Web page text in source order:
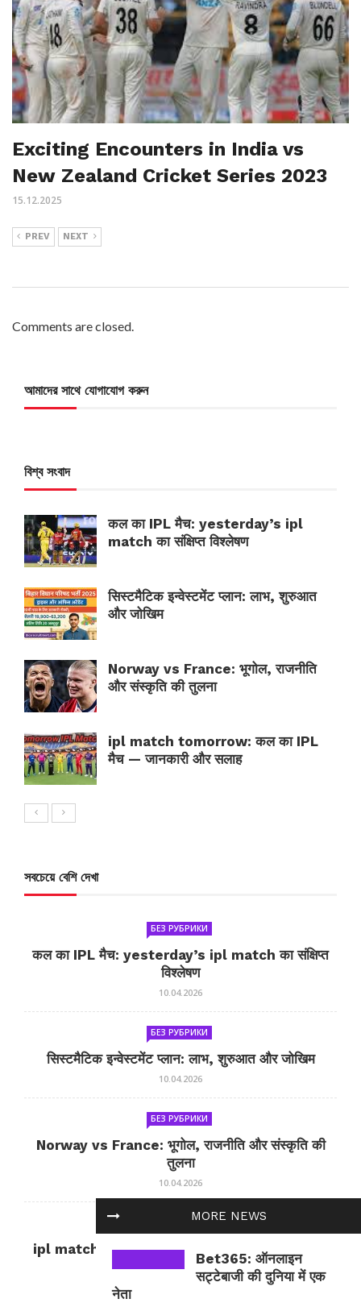
Exciting Encounters in India vs
New Zealand Cricket Series 2023
15.12.2025
PREV NEXT
Comments are closed.
MORE NEWS
Bet365: ऑनलाइन
सट्टेबाजी की दुनिया में एक
नेता
আমাদের সাথে যোগাযোগ করুন
বিশ্ব সংবাদ
कल का IPL मैच: yesterday’s ipl
match का संक्षिप्त विश्लेषण
सिस्टमैटिक इन्वेस्टमेंट प्लान: लाभ, शुरुआत
और जोखिम
Norway vs France: भूगोल, राजनीति
और संस्कृति की तुलना
ipl match tomorrow: कल का IPL
मैच — जानकारी और सलाह
সবচেয়ে বেশি দেখা
БЕЗ РУБРИКИ
कल का IPL मैच: yesterday’s ipl match का संक्षिप्त
विश्लेषण
10.04.2026
БЕЗ РУБРИКИ
सिस्टमैटिक इन्वेस्टमेंट प्लान: लाभ, शुरुआत और जोखिम
10.04.2026
БЕЗ РУБРИКИ
Norway vs France: भूगोल, राजनीति और संस्कृति की
तुलना
10.04.2026
БЕЗ РУБРИКИ
ipl match tomorrow: कल का IPL मैच — जानकारी
और सलाह